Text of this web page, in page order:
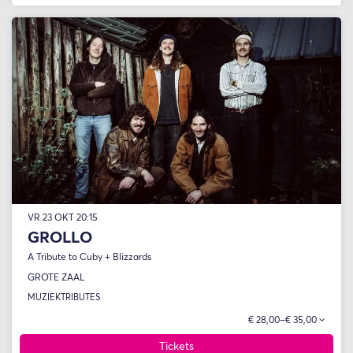
GROLLO
A Tribute to Cuby + Blizzards
VR 23 OKT 20:15
GROTE ZAAL
MUZIEK TRIBUTES
€ 28,00–€ 35,00
Tickets